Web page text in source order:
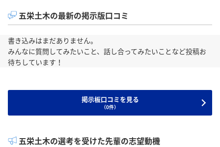
五栄土木の最新の掲示版口コミ
書き込みはまだありません。
みんなに質問してみたいこと、話し合ってみたいことなど投稿お
待ちしています！
掲示板口コミを見る
（0件）
五栄土木の選考を受けた先輩の志望動機